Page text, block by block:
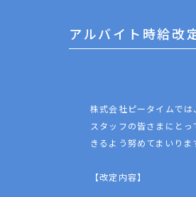
アルバイト時給改
株式会社ピータイムでは
スタッフの皆さまにと
きるよう努めてまいりま
【改定内容】